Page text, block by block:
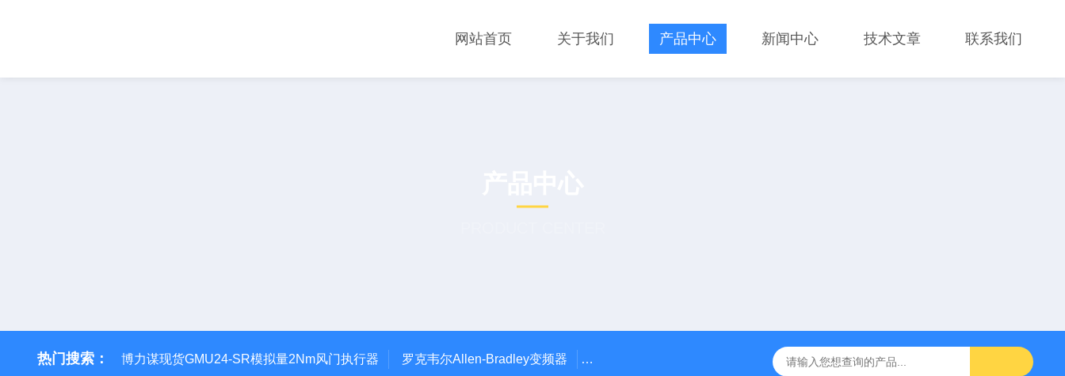
网站首页 关于我们 产品中心 新闻中心 技术文章 联系我们
热门搜索： 博力谋现货GMU24-SR模拟量2Nm风门执行器 罗克韦尔Allen-Bradley变频器 德国Leybold真空计 SMC比例阀ITV2050-312L KNF气体隔膜泵